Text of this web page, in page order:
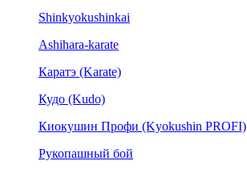
Shinkyokushinkai
Ashihara-karate
Каратэ (Karate)
Кудо (Kudo)
Киокушин Профи (Kyokushin PROFI)
Рукопашный бой